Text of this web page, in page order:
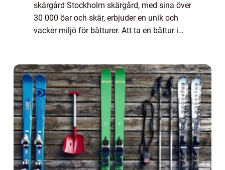
skärgård Stockholm skärgård, med sina över
30 000 öar och skär, erbjuder en unik och
vacker miljö för båtturer. Att ta en båttur i